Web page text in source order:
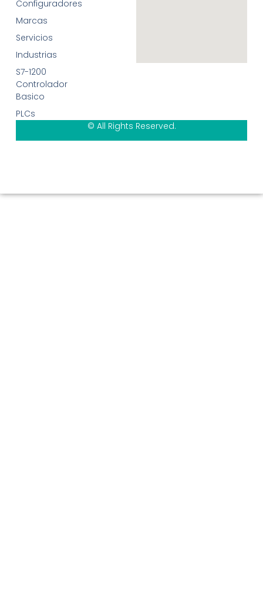
Configuradores
Marcas
Servicios
Industrias
S7-1200
Controlador
Basico
PLCs
© All Rights Reserved.